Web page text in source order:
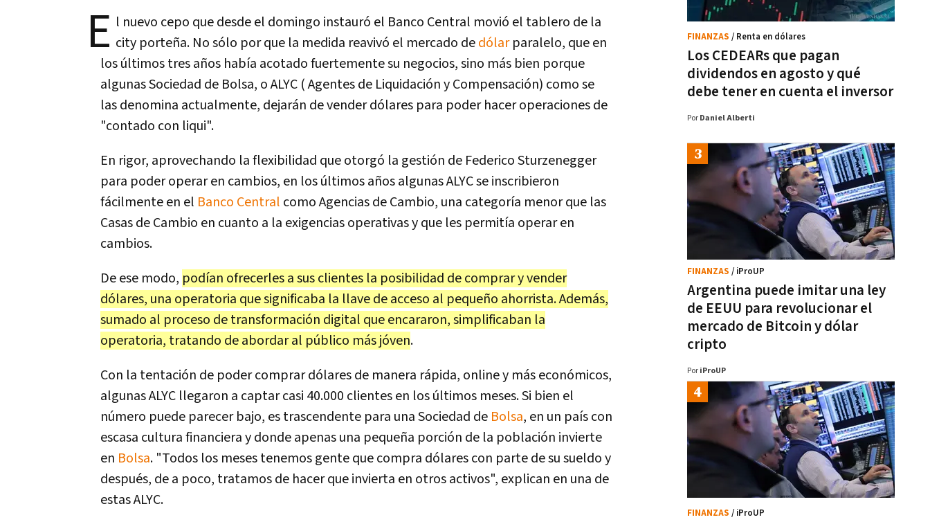
E l nuevo cepo que desde el domingo instauró el Banco Central movió el tablero de la
city porteña. No sólo por que la medida reavivó el mercado dedólarparalelo, que en
los últimos tres años había acotado fuertemente su negocios, sino más bien porque
algunas Sociedad de Bolsa, o ALYC ( Agentes de Liquidación y Compensación) como se
las denomina actualmente, dejarán de vender dólares para poder hacer operaciones de
"contado con liqui".
En rigor, aprovechando la flexibilidad que otorgó la gestión de Federico Sturzenegger
para poder operar en cambios, en los últimos años algunas ALYC se inscribieron
fácilmente en el Banco Central como Agencias de Cambio, una categoría menor que las
Casas de Cambio en cuanto a la exigencias operativas y que les permitía operar en
cambios.
De ese modo, podían ofrecerles a sus clientes la posibilidad de comprar y vender
dólares, una operatoria que significaba la llave de acceso al pequeño ahorrista. Además,
sumado al proceso de transformación digital que encararon, simplificaban la
operatoria, tratando de abordar al público más jóven.
Con la tentación de poder comprar dólares de manera rápida, online y más económicos,
algunas ALYC llegaron a captar casi 40.000 clientes en los últimos meses. Si bien el
número puede parecer bajo, es trascendente para una Sociedad de Bolsa, en un país con
escasa cultura financiera y donde apenas una pequeña porción de la población invierte
en Bolsa. "Todos los meses tenemos gente que compra dólares con parte de su sueldo y
después, de a poco, tratamos de hacer que invierta en otros activos", explican en una de
estas ALYC.
Los CEDEARs que pagan
dividendos en agosto y qué
debe tener en cuenta el inversor
FINANZAS / Renta en dólares
Por Daniel Alberti
Argentina puede imitar una ley
de EEUU para revolucionar el
mercado de Bitcoin y dólar
cripto
FINANZAS / iProUP
Por iProUP
FINANZAS / iProUP